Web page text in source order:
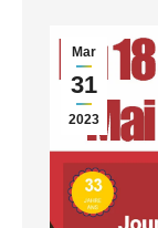
Mar
31
2023